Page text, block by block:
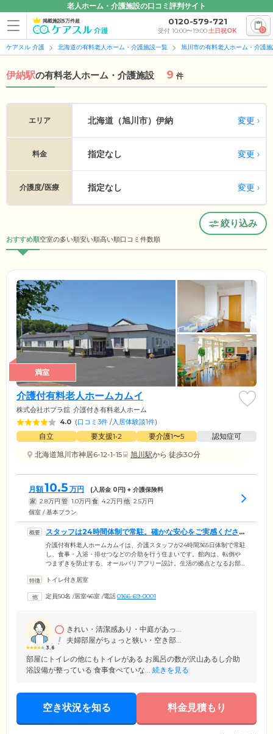
老人ホーム・介護施設の口コミ評判サイト
掲載施設5万件超 0120-579-721
受付 10:00〜19:00土日祝OK 0
ケアスル 介護 北海道の有料老人ホーム・介護施設一覧 旭川市の有料老人ホーム・介護
伊納駅の有料老人ホーム・介護施設 9 件
エリア 北海道（旭川市） 伊納 変更
料金 指定なし 変更
介護度/医療 指定なし 変更
絞り込み
おすすめ順空室の多い順安い順高い順口コミ件数順
満室
介護付有料老人ホームカムイ
株式会社ポプラ舘 介護付き有料老人ホーム
4.0 (口コミ3件 /入居体験談1件)
自立 要支援1•2 要介護1〜5
認知症可
北海道旭川市神居6-12-1-15
旭川駅から 徒歩30分
月額10.5 万円 (入居金 0円) + 介護保険料
家 2.8万円 管 1.0万円 食 4.2万円 他 2.5万円
個室 / 基本プラン
スタッフは24時間体制で常駐。確かな安心をご実感くださ
い
介護付有料老人ホームカムイは、介護スタッフが24時間365日体制で常駐
し、食事・入浴・排せつなどの介助を行う住まいです。館内は、転倒や
つまずきを防止する、オールバリアフリー設計。生活の拠点となるお部
ースコールも完備しているため、緊急時はボタンひとつでスタッフと連
の1日3食ご提供。みなさまと一緒におやつづくりをしたり、フードコー
トイレ付き居室
定員50名 /居室46室 /電話0166-69-0001
3.6
きれい・清潔感あり・中庭があっ...
夫婦部屋がちょっと狭い・空き部...
部屋にトイレの他にもトイレがある お風呂の数が沢山あるし介助
浴設備が整っている 食事食べていな... 続きを見る
空き状況を知る 料金見積もり